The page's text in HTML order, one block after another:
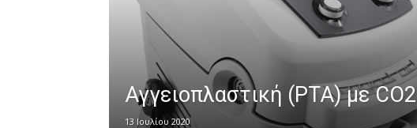
Αγγειοπλαστική (PTA) με CO2
13 Ιουλίου 2020